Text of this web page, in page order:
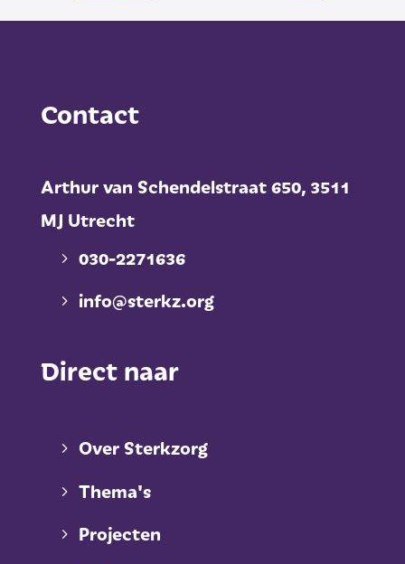
Contact
Arthur van Schendelstraat 650, 3511
MJ Utrecht
030-2271636
info@sterkz.org
Direct naar
Over Sterkzorg
Thema's
Projecten